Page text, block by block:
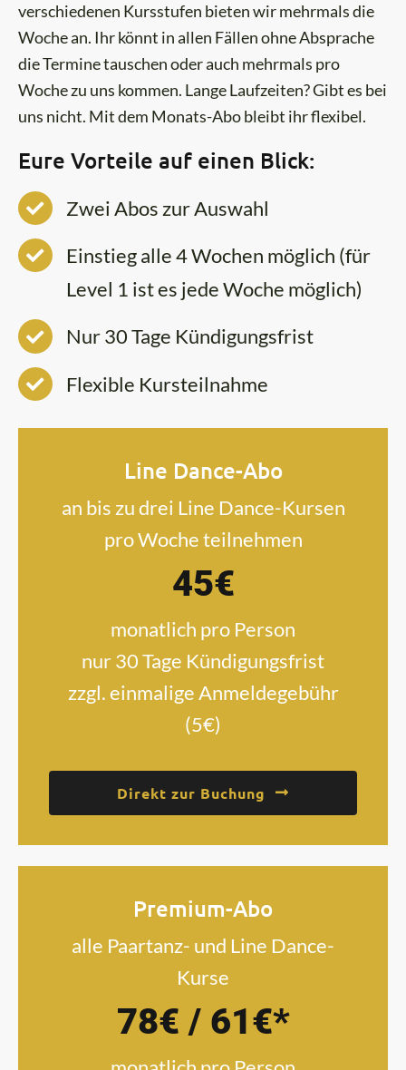
verschiedenen Kursstufen bieten wir mehrmals die
Woche an. Ihr könnt in allen Fällen ohne Absprache
die Termine tauschen oder auch mehrmals pro
Woche zu uns kommen. Lange Laufzeiten? Gibt es bei
uns nicht. Mit dem Monats-Abo bleibt ihr flexibel.
Eure Vorteile auf einen Blick:
Zwei Abos zur Auswahl
Einstieg alle 4 Wochen möglich (für
Level 1 ist es jede Woche möglich)
Nur 30 Tage Kündigungsfrist
Flexible Kursteilnahme
Line Dance-Abo
an bis zu drei Line Dance-Kursen
pro Woche teilnehmen
45€
monatlich pro Person
nur 30 Tage Kündigungsfrist
zzgl. einmalige Anmeldegebühr
(5€)
Direkt zur Buchung
Premium-Abo
alle Paartanz- und Line Dance-
Kurse
78€ / 61€*